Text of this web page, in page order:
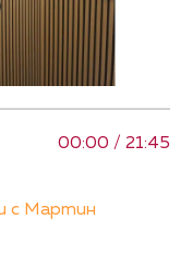
00:00 / 21:45
с Мартин